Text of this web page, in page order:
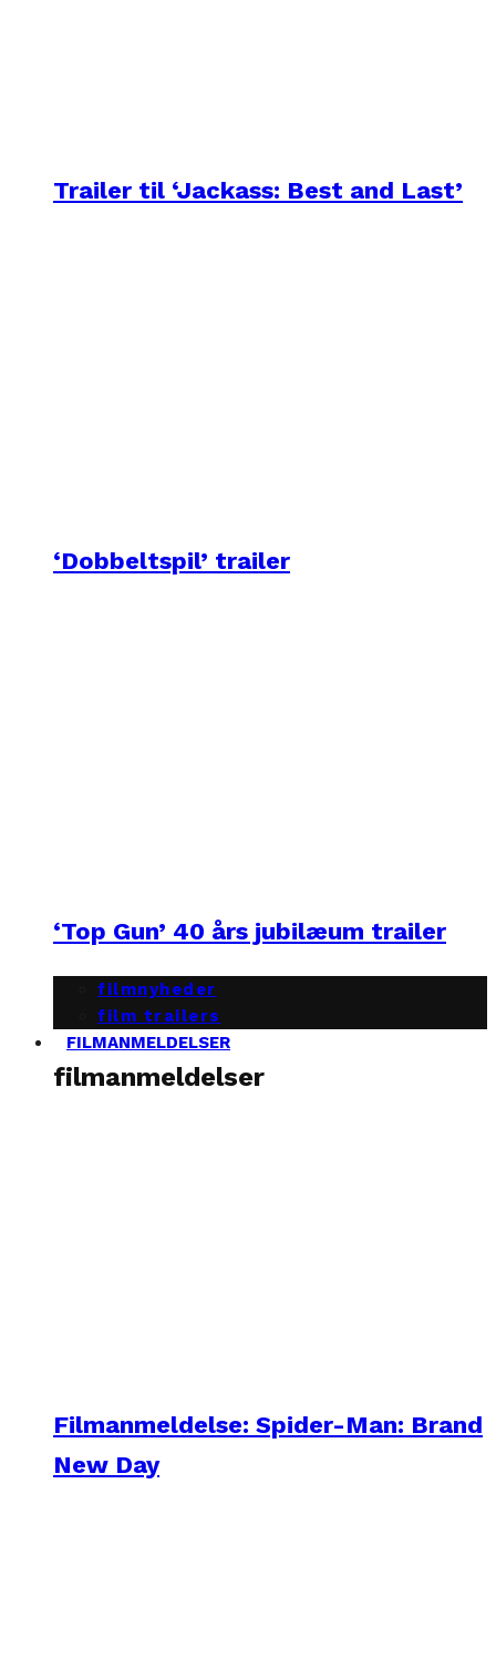
Trailer til ‘Jackass: Best and Last’
‘Dobbeltspil’ trailer
‘Top Gun’ 40 års jubilæum trailer
filmnyheder
film trailers
FILMANMELDELSER
filmanmeldelser
Filmanmeldelse: Spider-Man: Brand
New Day